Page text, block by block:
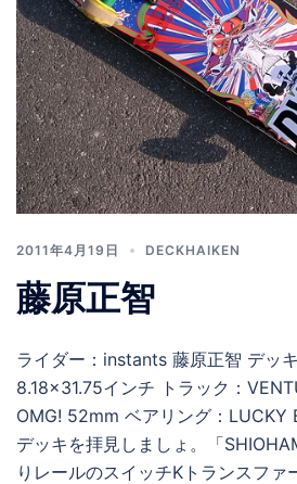
2011年4月19日 DECKHAIKEN
藤原正智
ライダー：instants 藤原正智 デッ
8.18×31.75インチ トラック：
OMG! 52mm ベアリング：LUCKY
デッキを拝見しましょ。「
りレールのスイッチKトランスファ